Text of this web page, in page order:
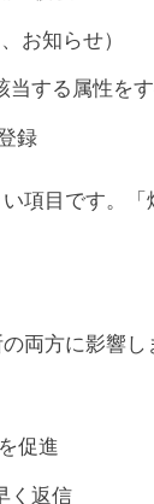
お知らせ）
当する属性を
録
項目です。
両方に影響
促進
く返信